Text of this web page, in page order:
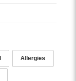
Allergies